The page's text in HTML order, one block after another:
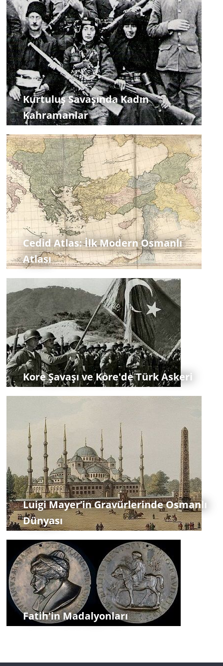
Kurtuluş Savaşında Kadın
Kahramanlar
Cedid Atlas: İlk Modern Osmanlı
Atlası
Kore Şavaşı ve Kore'de Türk Askeri
Luigi Mayer’in Gravürlerinde Osmanlı
Dünyası
Fatih'in Madalyonları